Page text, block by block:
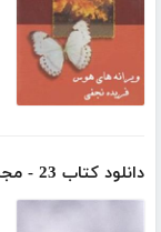
دانلود کتاب 23 - مجموعه شعر